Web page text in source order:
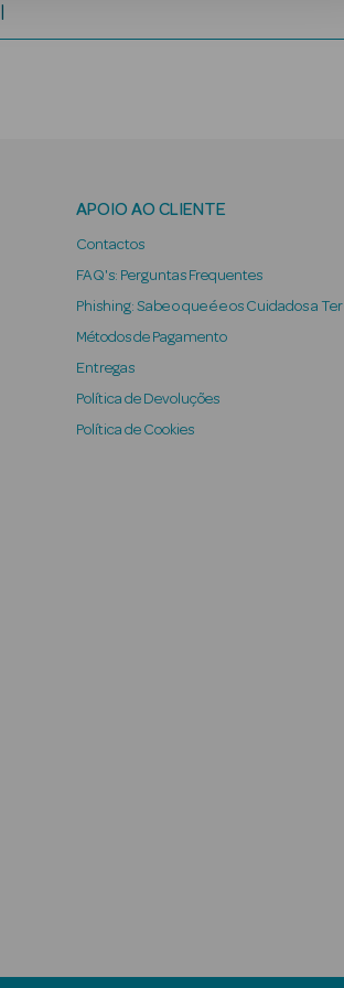
APOIO AO CLIENTE
Contactos
FAQ's: Perguntas Frequentes
Phishing: Sabe o que é e os Cuidados a Ter
Métodos de Pagamento
Entregas
Política de Devoluções
Política de Cookies